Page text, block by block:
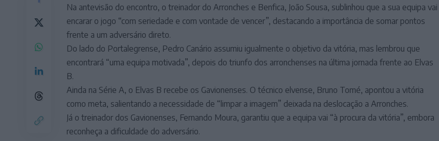
Na antevisão do encontro, o treinador do Arronches e Benfica, João Sousa, sublinhou que a sua equipa vai
encarar o jogo “com seriedade e com vontade de vencer”, destacando a importância de somar pontos
frente a um adversário direto.
Do lado do Portalegrense, Pedro Canário assumiu igualmente o objetivo da vitória, mas lembrou que
encontrará “uma equipa motivada”, depois do triunfo dos arronchenses na última jornada frente ao Elvas
B.
Ainda na Série A, o Elvas B recebe os Gavionenses. O técnico elvense, Bruno Tomé, apontou a vitória
como meta, salientando a necessidade de “limpar a imagem” deixada na deslocação a Arronches.
Já o treinador dos Gavionenses, Fernando Moura, garantiu que a equipa vai “à procura da vitória”, embora
reconheça a dificuldade do adversário.